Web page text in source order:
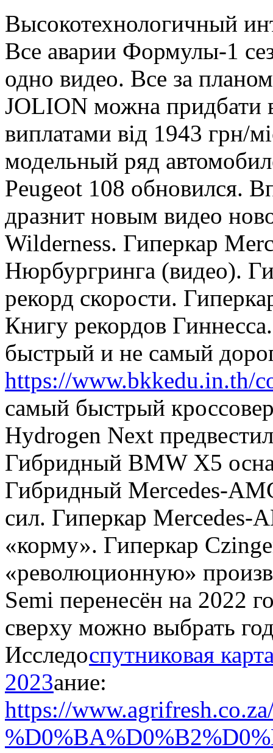
Высокотехнологичный
Все аварии Формулы-1
одно видео. Все за
JOLION можна придбати
виплатами від 1943 грн/
модельный ряд
Peugeot 108 обновился.
дразнит новым видео
Wilderness. Гиперкар
Нюрбургринга (видео).
рекорд скорости.
Книгу рекордов
быстрый и не самый
https://www.bkkedu.in.th/
самый быстрый
Hydrogen Next
Гибридный BMW X5
Гибридный Mercedes-
сил. Гиперкар Mercedes-
«корму». Гиперкар
«революционную»
Semi перенесён на 2022
сверху можно выбрать
Исследоспутниковая
2023ание:
https://